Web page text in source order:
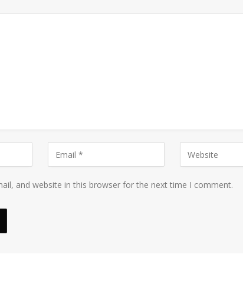
and website in this browser for the next time I comment.